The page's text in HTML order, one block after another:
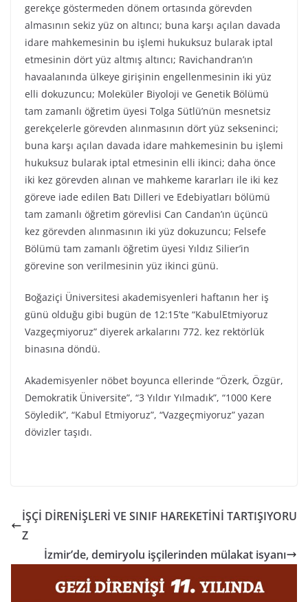
gerekçe göstermeden dönem ortasında görevden
almasının sekiz yüz on altıncı; buna karşı açılan davada
idare mahkemesinin bu işlemi hukuksuz bularak iptal
etmesinin dört yüz altmış altıncı; Ravichandran’ın
havaalanında ülkeye girişinin engellenmesinin iki yüz
elli dokuzuncu; Moleküler Biyoloji ve Genetik Bölümü
tam zamanlı öğretim üyesi Tolga Sütlü’nün mesnetsiz
gerekçelerle görevden alınmasının dört yüz sekseninci;
buna karşı açılan davada idare mahkemesinin bu işlemi
hukuksuz bularak iptal etmesinin elli ikinci; daha önce
iki kez görevden alınan ve mahkeme kararları ile iki kez
göreve iade edilen Batı Dilleri ve Edebiyatları bölümü
tam zamanlı öğretim görevlisi Can Candan’ın üçüncü
kez görevden alınmasının iki yüz dokuzuncu; Felsefe
Bölümü tam zamanlı öğretim üyesi Yıldız Silier’in
görevine son verilmesinin yüz ikinci günü.
Boğaziçi Üniversitesi akademisyenleri haftanın her iş
günü olduğu gibi bugün de 12:15’te “KabulEtmiyoruz
Vazgeçmiyoruz” diyerek arkalarını 772. kez rektörlük
binasına döndü.
Akademisyenler nöbet boyunca ellerinde “Özerk, Özgür,
Demokratik Üniversite”, “3 Yıldır Yılmadık”, “1000 Kere
Söyledik”, “Kabul Etmiyoruz”, “Vazgeçmiyoruz” yazan
dövizler taşıdı.
İŞÇİ DİRENİŞLERİ VE SINIF HAREKETİNİ TARTIŞIYORU
Z
İzmir’de, demiryolu işçilerinden mülakat isyanı